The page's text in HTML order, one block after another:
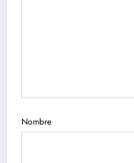
Nombre